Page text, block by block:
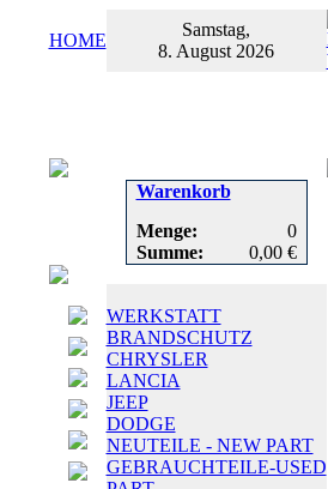
HOME
Samstag,
8. August 2026
Warenkorb
Menge:
0
Summe:
0,00 €
WERKSTATT
BRANDSCHUTZ
CHRYSLER
LANCIA
JEEP
DODGE
NEUTEILE - NEW PART
GEBRAUCHTEILE-USED